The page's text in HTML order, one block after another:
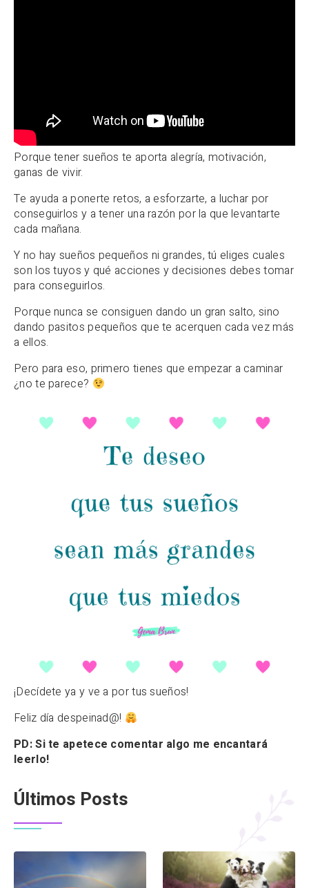
Porque tener sueños te aporta alegría, motivación,
ganas de vivir.
Te ayuda a ponerte retos, a esforzarte, a luchar por
conseguirlos y a tener una razón por la que levantarte
cada mañana.
Y no hay sueños pequeños ni grandes, tú eliges cuales
son los tuyos y qué acciones y decisiones debes tomar
para conseguirlos.
Porque nunca se consiguen dando un gran salto, sino
dando pasitos pequeños que te acerquen cada vez más
a ellos.
Pero para eso, primero tienes que empezar a caminar
¿no te parece?
¡Decídete ya y ve a por tus sueños!
Feliz día despeinad@!
PD: Si te apetece comentar algo me encantará
leerlo!
Últimos Posts